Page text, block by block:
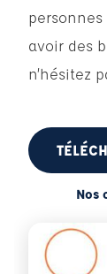
avoir des
n’hésitez
Nos